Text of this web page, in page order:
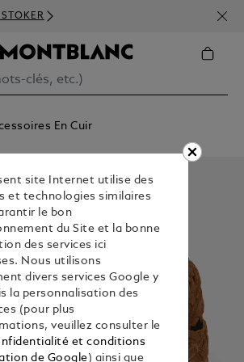
350€
En Cuir
site Internet utilise des
et technologies similaires
le bon
du Site et la bonne
des services ici
Nous utilisons
divers services Google y
la personnalisation des
(pour plus
veuillez consulter le
et conditions
de Google) ainsi que